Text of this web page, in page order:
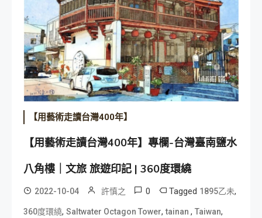
【用藝術走讀台灣400年】
【用藝術走讀台灣400年】專欄-台灣臺南鹽水
八角樓｜文旅 旅遊印記 | 360度環繞
2022-10-04 許慎之 0 Tagged 1895乙未,
360度環繞, Saltwater Octagon Tower,tainan , Taiwan,